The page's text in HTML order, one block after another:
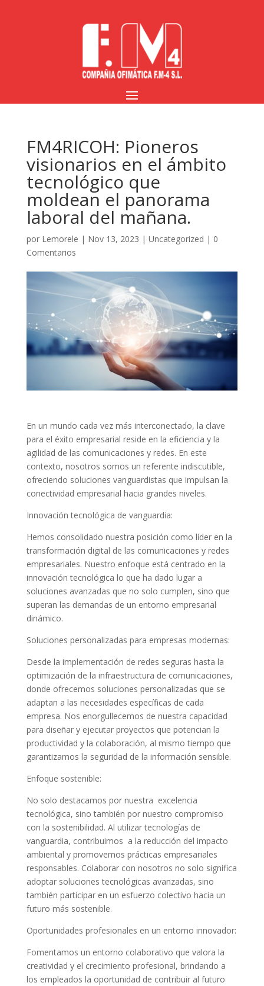
FM4RICOH: Pioneros
visionarios en el ámbito
tecnológico que
moldean el panorama
laboral del mañana.
por Lemorele | Nov 13, 2023 | Uncategorized | 0
Comentarios
En un mundo cada vez más interconectado, la clave
para el éxito empresarial reside en la eficiencia y la
agilidad de las comunicaciones y redes. En este
contexto, nosotros somos un referente indiscutible,
ofreciendo soluciones vanguardistas que impulsan la
conectividad empresarial hacia grandes niveles.
Innovación tecnológica de vanguardia:
Hemos consolidado nuestra posición como líder en la
transformación digital de las comunicaciones y redes
empresariales. Nuestro enfoque está centrado en la
innovación tecnológica lo que ha dado lugar a
soluciones avanzadas que no solo cumplen, sino que
superan las demandas de un entorno empresarial
dinámico.
Soluciones personalizadas para empresas modernas:
Desde la implementación de redes seguras hasta la
optimización de la infraestructura de comunicaciones,
donde ofrecemos soluciones personalizadas que se
adaptan a las necesidades específicas de cada
empresa. Nos enorgullecemos de nuestra capacidad
para diseñar y ejecutar proyectos que potencian la
productividad y la colaboración, al mismo tiempo que
garantizamos la seguridad de la información sensible.
Enfoque sostenible:
No solo destacamos por nuestra excelencia
tecnológica, sino también por nuestro compromiso
con la sostenibilidad. Al utilizar tecnologías de
vanguardia, contribuimos a la reducción del impacto
ambiental y promovemos prácticas empresariales
responsables. Colaborar con nosotros no solo significa
adoptar soluciones tecnológicas avanzadas, sino
también participar en un esfuerzo colectivo hacia un
futuro más sostenible.
Oportunidades profesionales en un entorno innovador:
Fomentamos un entorno colaborativo que valora la
creatividad y el crecimiento profesional, brindando a
los empleados la oportunidad de contribuir al futuro